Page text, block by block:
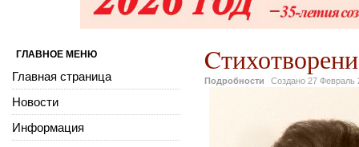
Подробности Создано 27 Февраль
ГЛАВНОЕ МЕНЮ
Главная страница
Новости
Информация